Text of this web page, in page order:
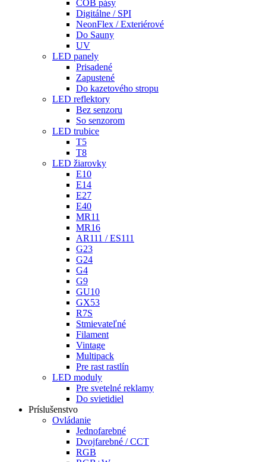
COB pásy
Digitálne / SPI
NeonFlex / Exteriérové
Do Sauny
UV
LED panely
Prisadené
Zapustené
Do kazetového stropu
LED reflektory
Bez senzoru
So senzorom
LED trubice
T5
T8
LED žiarovky
E10
E14
E27
E40
MR11
MR16
AR111 / ES111
G23
G24
G4
G9
GU10
GX53
R7S
Stmievateľné
Filament
Vintage
Multipack
Pre rast rastlín
LED moduly
Pre svetelné reklamy
Do svietidiel
Príslušenstvo
Ovládanie
Jednofarebné
Dvojfarebné / CCT
RGB